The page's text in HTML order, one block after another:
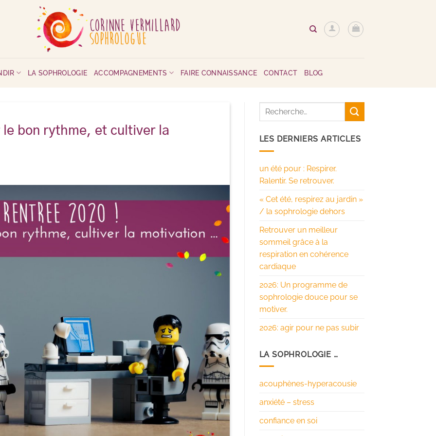
LA SOPHROLOGIE ACCOMPAGNEMENTS FAIRE CONNAISSANCE CONTACT BLOG
bon rythme, et cultiver la
LES DERNIERS ARTICLES
un été pour : Respirer.
Ralentir. Se retrouver.
« Cet été, respirez au jardin »
/ la sophrologie dehors
Retrouver un meilleur
sommeil grâce à la
respiration en cohérence
cardiaque
2026: Un programme de
sophrologie douce pour se
motiver.
2026: agir pour ne pas subir
LA SOPHROLOGIE …
acouphènes-hyperacousie
anxiété – stress
confiance en soi